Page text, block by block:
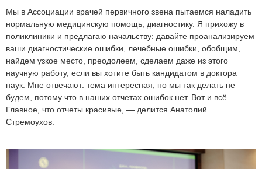
Мы в Ассоциации врачей первичного звена пытаемся наладить
нормальную медицинскую помощь, диагностику. Я прихожу в
поликлиники и предлагаю начальству: давайте проанализируем
ваши диагностические ошибки, лечебные ошибки, обобщим,
найдем узкое место, преодолеем, сделаем даже из этого
научную работу, если вы хотите быть кандидатом в доктора
наук. Мне отвечают: тема интересная, но мы так делать не
будем, потому что в наших отчетах ошибок нет. Вот и всё.
Главное, что отчеты красивые, — делится Анатолий
Стремоухов.